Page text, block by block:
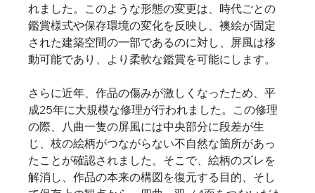
れました。このような形態の変更は、時代ごとの
鑑賞様式や保存環境の変化を反映し、襖絵が固定
された建築空間の一部であるのに対し、屏風は移
動可能であり、より柔軟な鑑賞を可能にします。
さらに近年、作品の傷みが激しくなったため、平
成25年に大規模な修理が行われました。この修理
の際、八曲一隻の屏風には中央部分に段差が生
じ、枝の絵柄がつながらない不自然な箇所があっ
たことが確認されました。そこで、絵柄のズレを
解消し、作品の本来の構図を復元する目的、そし